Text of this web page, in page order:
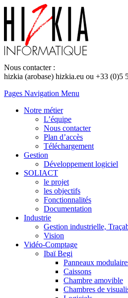
Nous contacter :
hizkia (arobase) hizkia.eu ou +33 (0)5
Pages Navigation Menu
Notre métier
L’équipe
Nous contacter
Plan d’accès
Téléchargement
Gestion
Développement logiciel
SOLIACT
le projet
les objectifs
Fonctionnalités
Documentation
Industrie
Gestion industrielle,
Vision
Vidéo-Comptage
Ibaï Begi
Panneaux
Caissons
Chambre amovible
Chambres de